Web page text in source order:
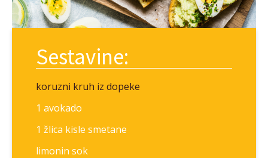
Sestavine:
koruzni kruh iz dopeke
1 avokado
1 žlica kisle smetane
limonin sok